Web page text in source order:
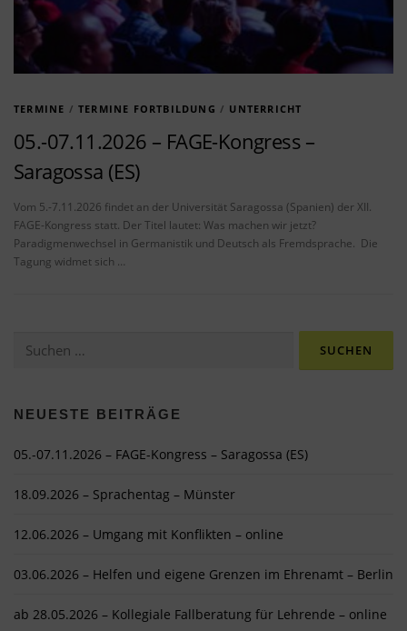
TERMINE /TERMINE FORTBILDUNG / UNTERRICHT
05.-07.11.2026 – FAGE-Kongress –
Saragossa (ES)
Vom 5.-7.11.2026 findet an der Universität Saragossa (Spanien) der XII.
FAGE-Kongress statt. Der Titel lautet: Was machen wir jetzt?
Paradigmenwechsel in Germanistik und Deutsch als Fremdsprache. Die
Tagung widmet sich …
NEUESTE BEITRÄGE
05.-07.11.2026 – FAGE-Kongress – Saragossa (ES)
18.09.2026 – Sprachentag – Münster
12.06.2026 – Umgang mit Konflikten – online
03.06.2026 – Helfen und eigene Grenzen im Ehrenamt – Berlin
ab 28.05.2026 – Kollegiale Fallberatung für Lehrende – online